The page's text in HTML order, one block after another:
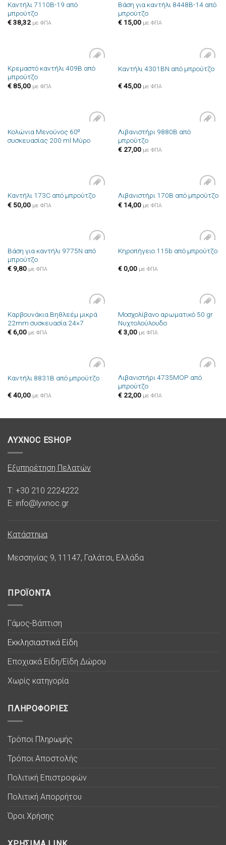
Καντήλι 7110B-19 από
μπρούτζο
€38,32 με ΦΠΑ
Βάση για καντήλι 8448B-14 από
μπρούτζο
€15,00 με ΦΠΑ
Πρόσθήκη
Κρεμαστό καντήλι 409B από
μπρούτζο
€85,00 με ΦΠΑ
Πρόσθήκη
Καντήλι 4301ΒN από μπρούτζο
€45,00 με ΦΠΑ
Πρόσθήκη
στην λίστα
Κολώνια Μενούνος 60⁰
συσκευασίας 200 ml Μύρο
Πρόσθήκη
Λιβανιστήρι 9880B από
μπρούτζο
€27,00 με ΦΠΑ
Πρόσθήκη
Καντήλι 173C από μπρούτζο
€50,00 με ΦΠΑ
Πρόσθήκη
Λιβανιστήρι 170B από μπρούτζο
€14,00 με ΦΠΑ
Πρόσθήκη
Βάση για καντήλι 9775N από
μπρούτζο
€9,80 με ΦΠΑ
Πρόσθήκη
Κηροπήγειο 115b από μπρούτζο
€0,00 με ΦΠΑ
Πρόσθήκη
στην λίστα
Καρβουνάκια Βηθλεέμ μικρά
22mm συσκευασία 24×7
€6,00 με ΦΠΑ
Πρόσθήκη
Μοσχολίβανο αρωματικό 50 gr
Νυχτολούλουδο
€3,00 με ΦΠΑ
Πρόσθήκη
Καντήλι 8831B από μπρούτζο
€40,00 με ΦΠΑ
Πρόσθήκη
Λιβανιστήρι 4735MOP από
μπρούτζο
€22,00 με ΦΠΑ
ΛΥΧΝΟC ESHOP
Εξυπηρέτηση Πελατών
T: +30 210 2224222
E: info@lyxnoc.gr
Κατάστημα
Μεσσηνίας 9, 11147, Γαλάτσι, Ελλάδα
ΠΡΟΪΟΝΤΑ
Γάμος-Βάπτιση
Εκκλησιαστικά Είδη
Εποχιακά Είδη/Είδη Δώρου
Χωρίς κατηγορία
ΠΛΗΡΟΦΟΡΙΕΣ
Τρόποι Πληρωμής
Τρόποι Αποστολής
Πολιτική Επιστροφών
Πολιτική Απορρήτου
Όροι Χρήσης